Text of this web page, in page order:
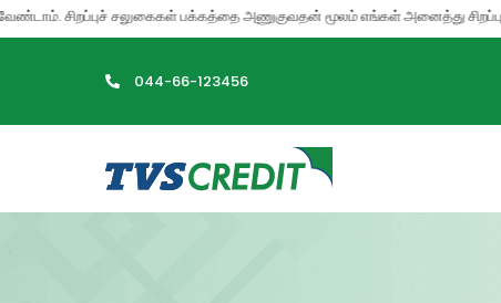
சலுகைகள் பக்கத்தை அணுகுவதன் மூலம் எங்கள் அனைத்து சிறப்பு
044-66-123456